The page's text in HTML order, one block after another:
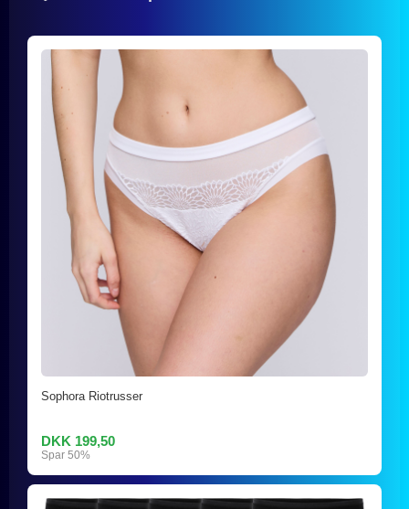
Sophora Riotrusser
DKK 199,50
Spar 50%